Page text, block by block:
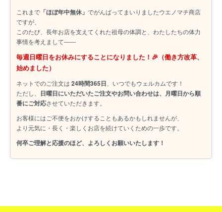
これまで 「ほぼ年中無休」 でがんばってまいりましたウエノマチ商店
ですが、
このたび、長年お店を支えてくれた祖母の体調と、わたしたちの体力
事情を考えまして――
毎週日曜日をお休みにすることになりました！🎉（働き方改革、
始めました）
ネットでのご注文は 24時間365日 、いつでもウェルカムです！
ただし、
日曜日にいただいたご注文やお問い合わせは、月曜日から順
番にご対応させていただきます。
お客様にはご不便をおかけすることもあるかもしれませんが、
より元気に・長く・楽しくお店を続けていくための一歩です。
何卒ご理解と応援のほど、よろしくお願いいたします！